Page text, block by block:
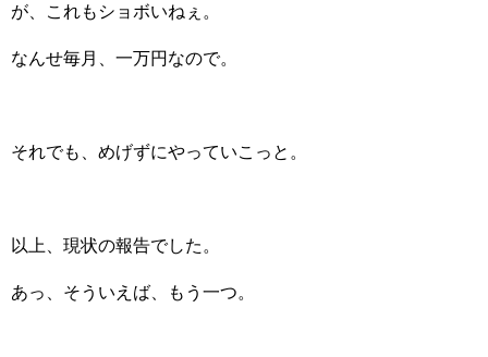
が、これもショボいねぇ。
なんせ毎月、一万円なので。
それでも、めげずにやっていこっと。
以上、現状の報告でした。
あっ、そういえば、もう一つ。